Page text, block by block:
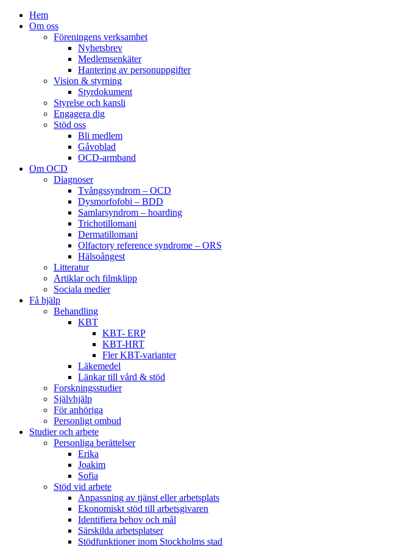
Hem
Om oss
Föreningens verksamhet
Nyhetsbrev
Medlemsenkäter
Hantering av personuppgifter
Vision & styrning
Styrdokument
Styrelse och kansli
Engagera dig
Stöd oss
Bli medlem
Gåvoblad
OCD-armband
Om OCD
Diagnoser
Tvångssyndrom – OCD
Dysmorfofobi – BDD
Samlarsyndrom – hoarding
Trichotillomani
Dermatillomani
Olfactory reference syndrome – ORS
Hälsoångest
Litteratur
Artiklar och filmklipp
Sociala medier
Få hjälp
Behandling
KBT
KBT- ERP
KBT-HRT
Fler KBT-varianter
Läkemedel
Länkar till vård & stöd
Forskningsstudier
Självhjälp
För anhöriga
Personligt ombud
Studier och arbete
Personliga berättelser
Erika
Joakim
Sofia
Stöd vid arbete
Anpassning av tjänst eller arbetsplats
Ekonomiskt stöd till arbetsgivaren
Identifiera behov och mål
Särskilda arbetsplatser
Stödfunktioner inom Stockholms stad